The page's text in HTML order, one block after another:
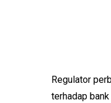
Regulator
terhadap